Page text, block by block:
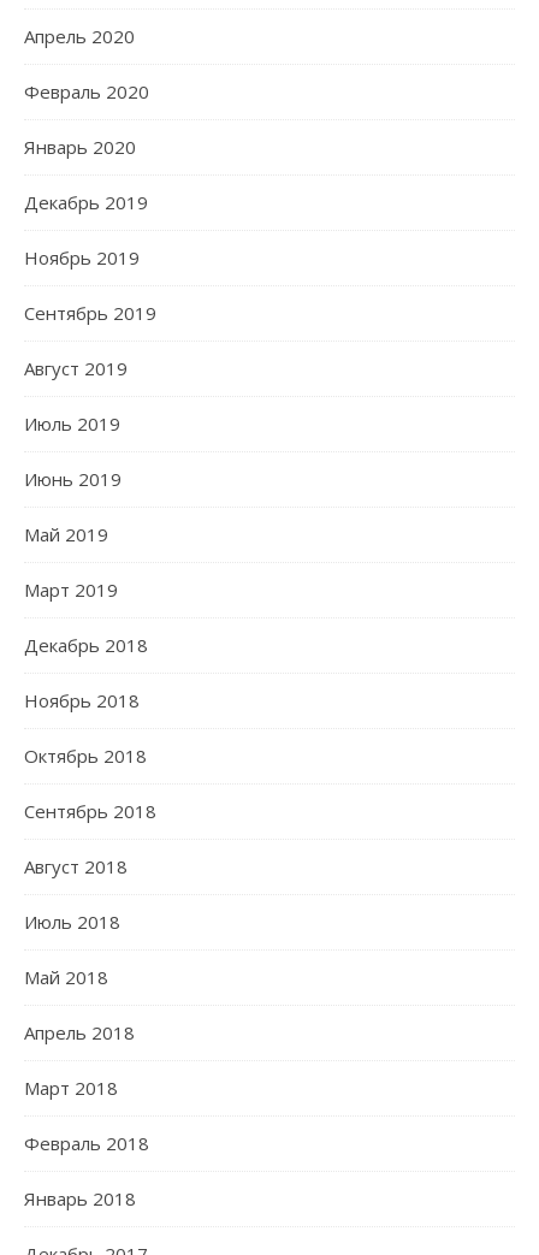
Апрель 2020
Февраль 2020
Январь 2020
Декабрь 2019
Ноябрь 2019
Сентябрь 2019
Август 2019
Июль 2019
Июнь 2019
Май 2019
Март 2019
Декабрь 2018
Ноябрь 2018
Октябрь 2018
Сентябрь 2018
Август 2018
Июль 2018
Май 2018
Апрель 2018
Март 2018
Февраль 2018
Январь 2018